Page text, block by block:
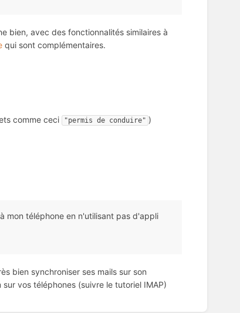
bien, avec des fonctionnalités similaires à
qui sont complémentaires.
comme ceci
"permis de conduire" )
mon téléphone en n'utilisant pas d'appli
bien synchroniser ses mails sur son
vos téléphones (suivre le tutoriel IMAP)